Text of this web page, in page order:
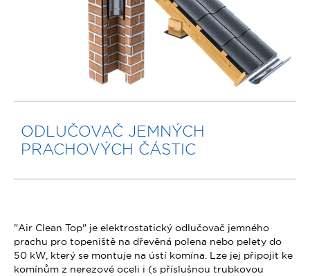
ODLUČOVAČ JEMNÝCH
PRACHOVÝCH ČÁSTIC
"Air Clean Top" je elektrostatický odlučovač jemného
prachu pro topeniště na dřevěná polena nebo pelety do
50 kW, který se montuje na ústí komína. Lze jej připojit ke
komínům z nerezové oceli i (s příslušnou trubkovou